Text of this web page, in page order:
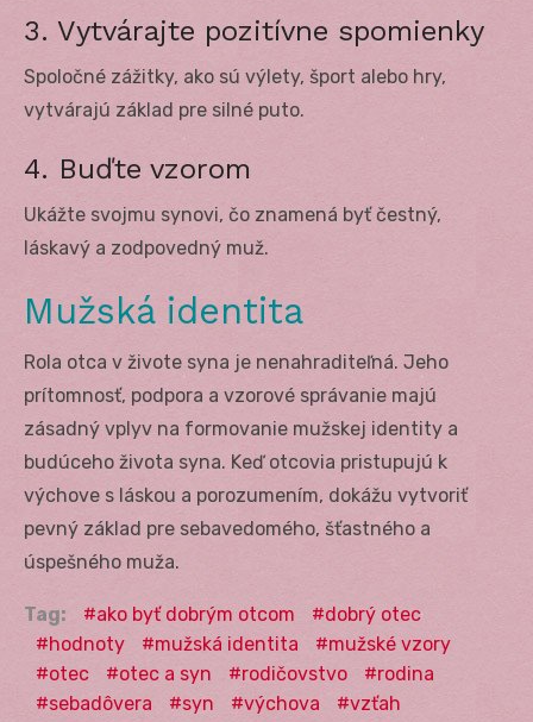
3. Vytvárajte pozitívne spomienky
Spoločné zážitky, ako sú výlety, šport alebo hry,
vytvárajú základ pre silné puto.
4. Buďte vzorom
Ukážte svojmu synovi, čo znamená byť čestný,
láskavý a zodpovedný muž.
Mužská identita
Rola otca v živote syna je nenahraditeľná. Jeho
prítomnosť, podpora a vzorové správanie majú
zásadný vplyv na formovanie mužskej identity a
budúceho života syna. Keď otcovia pristupujú k
výchove s láskou a porozumením, dokážu vytvoriť
pevný základ pre sebavedomého, šťastného a
úspešného muža.
Tag: ako byť dobrým otcom
dobrý otec
hodnoty
mužská identita
mužské vzory
otec
otec a syn rodičovstvo
rodina
sebadôvera
syn výchova vzťah